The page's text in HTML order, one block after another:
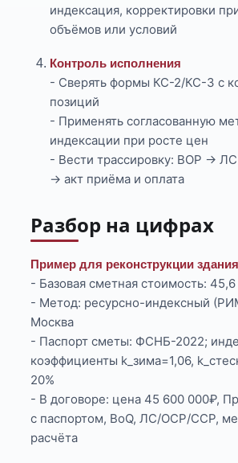
индексация, корректировки
объёмов или условий
Контроль исполнения
- Сверять формы КС-2/КС-3 с
позиций
- Применять согласованную
индексации при росте цен
- Вести трассировку: ВОР →
→ акт приёма и оплата
Разбор на цифрах
Пример для реконструкции здания
- Базовая сметная стоимость:
- Метод: ресурсно-индексный
Москва
- Паспорт сметы: ФСНБ-2022;
коэффициенты k_зима=1,06,
20%
- В договоре: цена 45 600 000₽,
с паспортом, BoQ, ЛС/ОСР/ССР,
расчёта